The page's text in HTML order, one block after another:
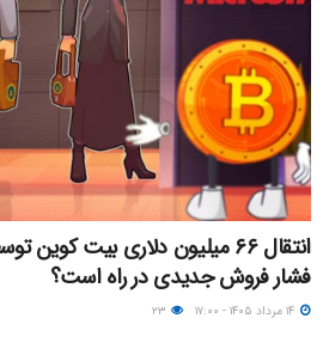
انتقال ۶۶ میلیون دلاری بیت کوین
فشار فروش جدیدی در راه است؟